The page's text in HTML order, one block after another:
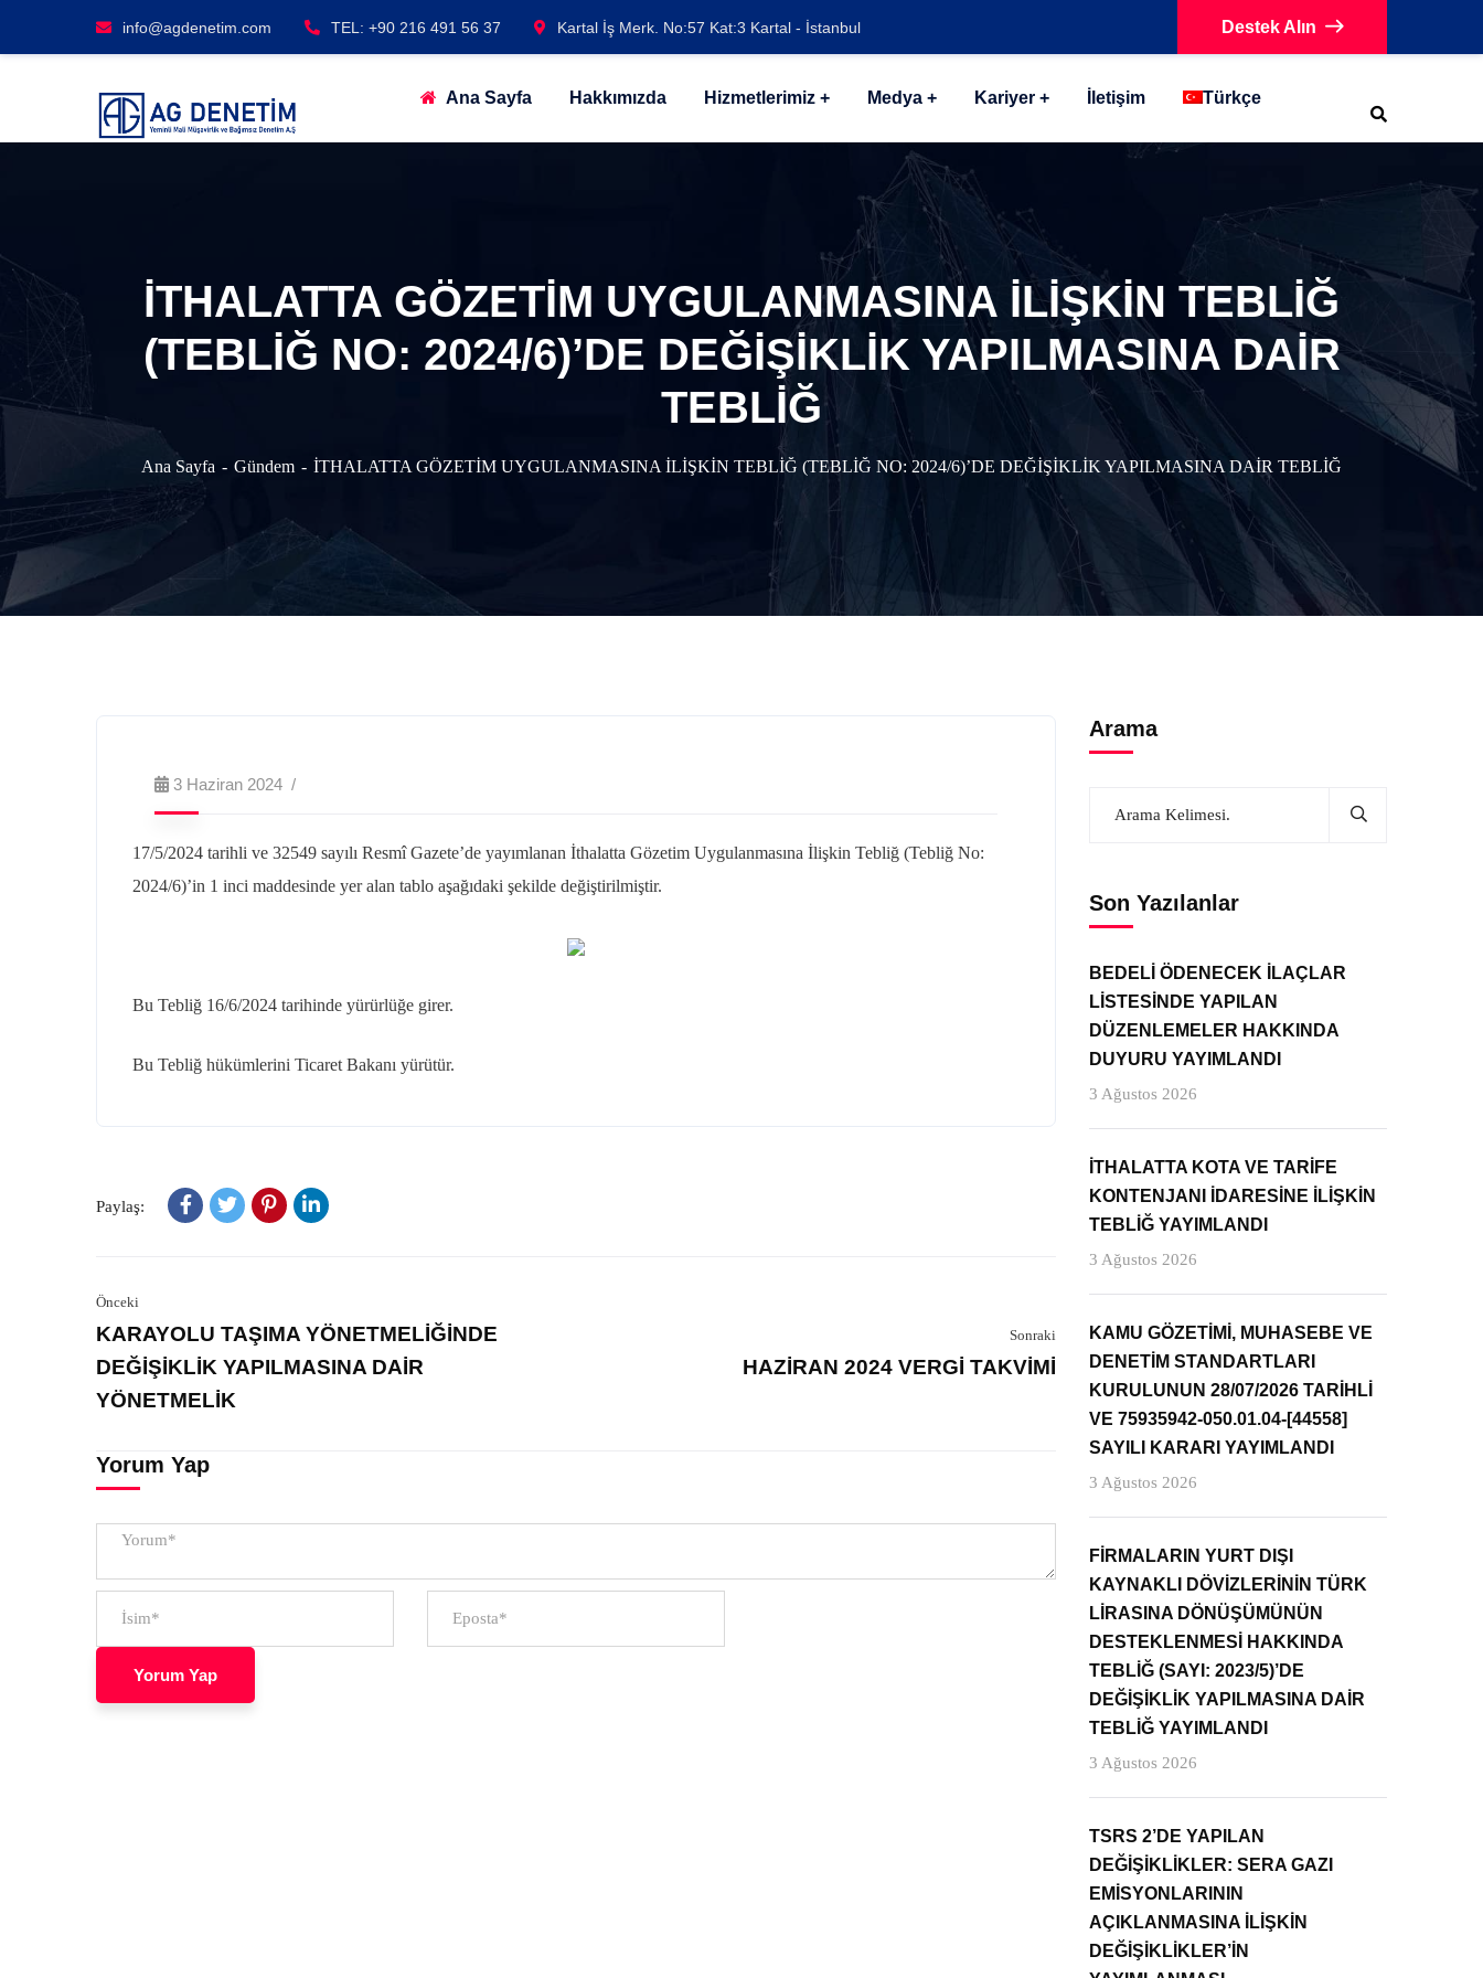
info@agdenetim.com TEL: +90 216 491 56 37 Kartal İş Merk. No:57 Kat:3 Kartal - İstanbul Destek Alın
Ana Sayfa Hakkımızda Hizmetlerimiz Medya Kariyer İletişim Türkçe
İTHALATTA GÖZETİM UYGULANMASINA İLİŞKİN TEBLİĞ
(TEBLİĞ NO: 2024/6)’DE DEĞİŞİKLİK YAPILMASINA DAİR
TEBLİĞ
Ana Sayfa Gündem İTHALATTA GÖZETİM UYGULANMASINA İLİŞKİN TEBLİĞ (TEBLİĞ NO: 2024/6)’DE DEĞİŞİKLİK YAPILMASINA DAİR TEBLİĞ
3 Haziran 2024
17/5/2024 tarihli ve 32549 sayılı Resmî Gazete’de yayımlanan İthalatta Gözetim Uygulanmasına İlişkin Tebliğ (Tebliğ No:
2024/6)’in 1 inci maddesinde yer alan tablo aşağıdaki şekilde değiştirilmiştir.
Bu Tebliğ 16/6/2024 tarihinde yürürlüğe girer.
Bu Tebliğ hükümlerini Ticaret Bakanı yürütür.
Paylaş:
Önceki
KARAYOLU TAŞIMA YÖNETMELİĞİNDE
DEĞİŞİKLİK YAPILMASINA DAİR
YÖNETMELİK
Sonraki
HAZİRAN 2024 VERGİ TAKVİMİ
Yorum Yap
Arama
Son Yazılanlar
BEDELİ ÖDENECEK İLAÇLAR
LİSTESİNDE YAPILAN
DÜZENLEMELER HAKKINDA
DUYURU YAYIMLANDI
3 Ağustos 2026
İTHALATTA KOTA VE TARİFE
KONTENJANI İDARESİNE İLİŞKİN
TEBLİĞ YAYIMLANDI
3 Ağustos 2026
KAMU GÖZETİMİ, MUHASEBE VE
DENETİM STANDARTLARI
KURULUNUN 28/07/2026 TARİHLİ
VE 75935942-050.01.04-[44558]
SAYILI KARARI YAYIMLANDI
3 Ağustos 2026
FİRMALARIN YURT DIŞI
KAYNAKLI DÖVİZLERİNİN TÜRK
LİRASINA DÖNÜŞÜMÜNÜN
DESTEKLENMESİ HAKKINDA
TEBLİĞ (SAYI: 2023/5)’DE
DEĞİŞİKLİK YAPILMASINA DAİR
TEBLİĞ YAYIMLANDI
3 Ağustos 2026
TSRS 2’DE YAPILAN
DEĞİŞİKLİKLER: SERA GAZI
EMİSYONLARININ
AÇIKLANMASINA İLİŞKİN
DEĞİŞİKLİKLER’İN